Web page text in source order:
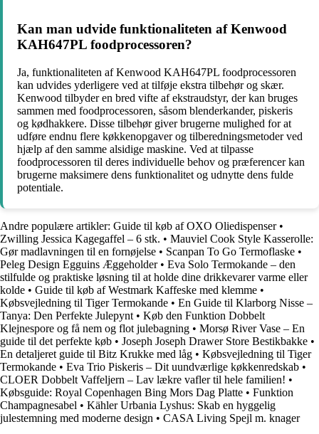
Kan man udvide funktionaliteten af Kenwood
KAH647PL foodprocessoren?
Ja, funktionaliteten af Kenwood KAH647PL foodprocessoren
kan udvides yderligere ved at tilføje ekstra tilbehør og skær.
Kenwood tilbyder en bred vifte af ekstraudstyr, der kan bruges
sammen med foodprocessoren, såsom blenderkander, piskeris
og kødhakkere. Disse tilbehør giver brugerne mulighed for at
udføre endnu flere køkkenopgaver og tilberedningsmetoder ved
hjælp af den samme alsidige maskine. Ved at tilpasse
foodprocessoren til deres individuelle behov og præferencer kan
brugerne maksimere dens funktionalitet og udnytte dens fulde
potentiale.
Andre populære artikler: Guide til køb af OXO Oliedispenser•
Zwilling Jessica Kagegaffel – 6 stk. • Mauviel Cook Style Kasserolle:
Gør madlavningen til en fornøjelse • Scanpan To Go Termoflaske •
Peleg Design Egguins Æggeholder• Eva Solo Termokande – den
stilfulde og praktiske løsning til at holde dine drikkevarer varme eller
kolde • Guide til køb af Westmark Kaffeske med klemme •
Købsvejledning til Tiger Termokande • En Guide til Klarborg Nisse –
Tanya: Den Perfekte Julepynt • Køb den Funktion Dobbelt
Klejnespore og få nem og flot julebagning • Morsø River Vase – En
guide til det perfekte køb • Joseph Joseph Drawer Store Bestikbakke •
En detaljeret guide til Bitz Krukke med låg • Købsvejledning til Tiger
Termokande • Eva Trio Piskeris – Dit uundværlige køkkenredskab •
CLOER Dobbelt Vaffeljern – Lav lækre vafler til hele familien! •
Købsguide: Royal Copenhagen Bing Mors Dag Platte • Funktion
Champagnesabel • Kähler Urbania Lyshus: Skab en hyggelig
julestemning med moderne design • CASA Living Spejl m. knager